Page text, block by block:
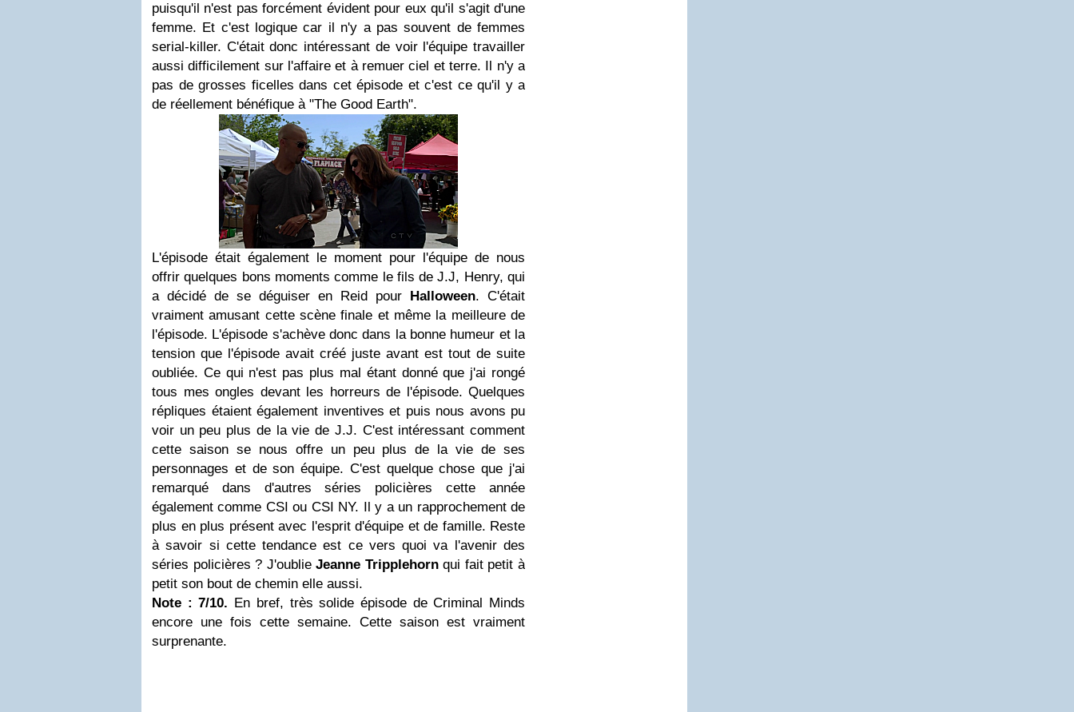
puisqu'il n'est pas forcément évident pour eux qu'il s'agit d'une
femme. Et c'est logique car il n'y a pas souvent de femmes
serial-killer. C'était donc intéressant de voir l'équipe travailler
aussi difficilement sur l'affaire et à remuer ciel et terre. Il n'y a
pas de grosses ficelles dans cet épisode et c'est ce qu'il y a
de réellement bénéfique à "The Good Earth".
L'épisode était également le moment pour l'équipe de nous
offrir quelques bons moments comme le fils de J.J, Henry, qui
a décidé de se déguiser en Reid pour Halloween. C'était
vraiment amusant cette scène finale et même la meilleure de
l'épisode. L'épisode s'achève donc dans la bonne humeur et la
tension que l'épisode avait créé juste avant est tout de suite
oubliée. Ce qui n'est pas plus mal étant donné que j'ai rongé
tous mes ongles devant les horreurs de l'épisode. Quelques
répliques étaient également inventives et puis nous avons pu
voir un peu plus de la vie de J.J. C'est intéressant comment
cette saison se nous offre un peu plus de la vie de ses
personnages et de son équipe. C'est quelque chose que j'ai
remarqué dans d'autres séries policières cette année
également comme CSI ou CSI NY. Il y a un rapprochement de
plus en plus présent avec l'esprit d'équipe et de famille. Reste
à savoir si cette tendance est ce vers quoi va l'avenir des
séries policières ? J'oublieJeanne Tripplehornqui fait petit à
petit son bout de chemin elle aussi.
Note : 7/10. En bref, très solide épisode de Criminal Minds
encore une fois cette semaine. Cette saison est vraiment
surprenante.